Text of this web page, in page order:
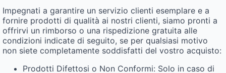
Impegnati a garantire un servizio clienti esemplare e a
fornire prodotti di qualità ai nostri clienti, siamo pronti a
offrirvi un rimborso o una rispedizione gratuita alle
condizioni indicate di seguito, se per qualsiasi motivo
non siete completamente soddisfatti del vostro acquisto:
Prodotti Difettosi o Non Conformi: Solo in caso di